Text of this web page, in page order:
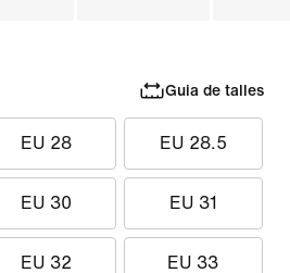
Guia de talles
EU 28 EU 28.5
EU 30 EU 31
EU 32 EU 33